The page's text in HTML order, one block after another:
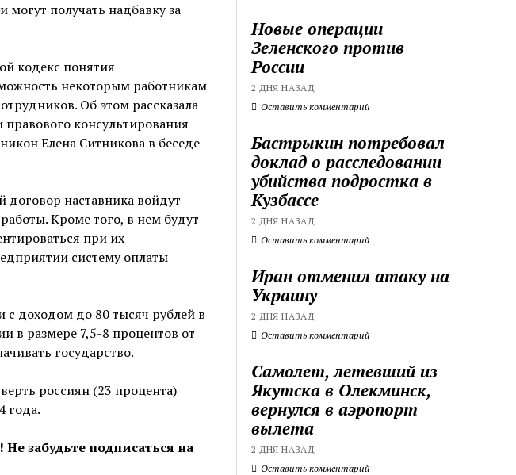
получать надбавку за
кодекс понятия
некоторым работникам
Об этом рассказала
консультирования
Елена Ситникова в беседе
договор наставника войдут
Кроме того, в нем будут
при их
систему оплаты
с доходом до 80 тысяч рублей в
в размере 7,5-8 процентов от
государство.
россиян (23 процента)
года.
забудьте подписаться на
Новые операции
Зеленского против
России
2 ДНЯ НАЗАД
Оставить комментарий
Бастрыкин потребовал
доклад о расследовании
убийства подростка в
Кузбассе
2 ДНЯ НАЗАД
Оставить комментарий
Иран отменил атаку на
Украину
2 ДНЯ НАЗАД
Оставить комментарий
Самолет, летевший из
Якутска в Олекминск,
вернулся в аэропорт
вылета
2 ДНЯ НАЗАД
Оставить комментарий